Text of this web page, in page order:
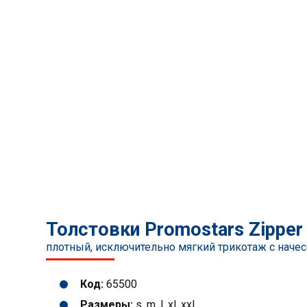
Толстовки Promostars Zipper
плотный, исключительно мягкий трикотаж с
Код:65500